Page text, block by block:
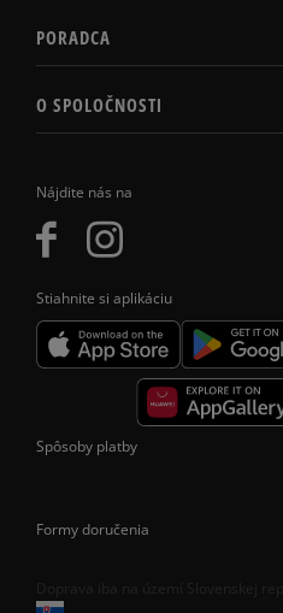
Nájdite nás na
Stiahnite si aplikáciu
PORADCA
O SPOLOČNOSTI
Spôsoby platby
Formy doručenia